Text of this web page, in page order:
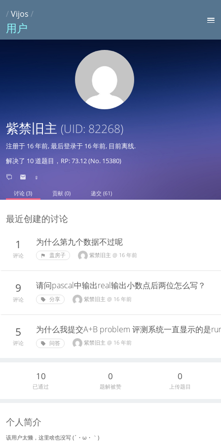
/Vijos /
用户
紫禁旧主 (UID: 82268)
注册于 16 年前, 最后登录于 16 年前, 目前离线.
解决了 10 道题目，RP: 73.12 (No. 15380)
♀
讨论 (3) 贡献 (0) 递交 (61)
最近创建的讨论
1
评论
为什么第九个数据不过呢
盖房子 紫禁旧主 @ 16 年前
9
评论
请问pascal中输出real输出小数点后两位怎么写？
分享 紫禁旧主 @ 16 年前
5
评论
为什么我提交A+B problem 评测系统一直显示的是
问答 紫禁旧主 @ 16 年前
10
已通过
0
题解被赞
0
上传题目
个人简介
该用户太懒，这里啥也没写 (´・ω・｀)